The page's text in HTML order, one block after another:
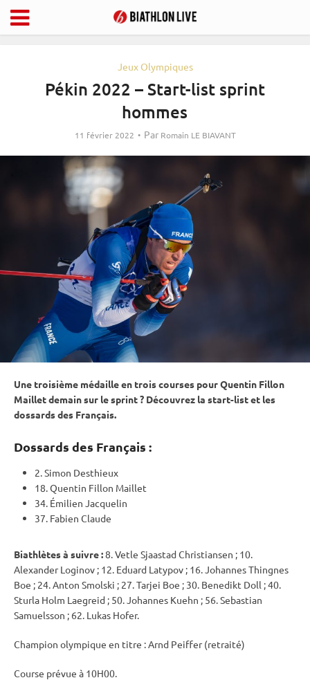
Jeux Olympiques
Pékin 2022 – Start-list sprint
hommes
11 février 2022 Par Romain LE BIAVANT
Une troisième médaille en trois courses pour Quentin Fillon
Maillet demain sur lesprint? Découvrez la start-list et les
dossards des Français.
Dossards des Français :
2. Simon Desthieux
18. Quentin Fillon Maillet
34. Émilien Jacquelin
37. Fabien Claude
Biathlètes à suivre :8. Vetle Sjaastad Christiansen ; 10.
Alexander Loginov ; 12. Eduard Latypov ; 16. Johannes Thingnes
Boe ; 24. Anton Smolski ; 27. Tarjei Boe ; 30. Benedikt Doll ; 40.
Sturla Holm Laegreid ; 50. Johannes Kuehn ; 56. Sebastian
Samuelsson ; 62. Lukas Hofer.
Champion olympique en titre : Arnd Peiffer (retraité)
Course prévue à 10H00.